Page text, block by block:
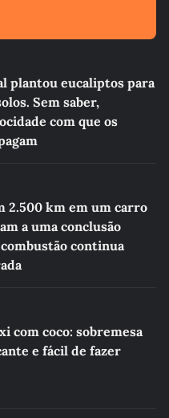
plantou eucaliptos para
Sem saber,
com que os
2.500 km em um carro
a uma conclusão
continua
com coco: sobremesa
e fácil de fazer